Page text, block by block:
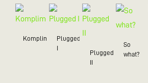
KomplimentPlugged
Plugged
So
what?